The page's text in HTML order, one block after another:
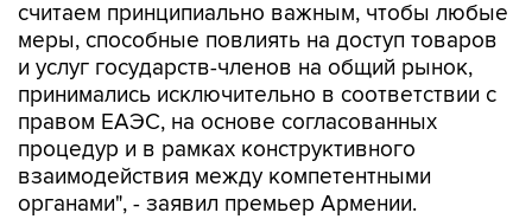
считаем принципиально важным, чтобы любые
меры, способные повлиять на доступ товаров
и услуг государств-членов на общий рынок,
принимались исключительно в соответствии с
правом ЕАЭС, на основе согласованных
процедур и в рамках конструктивного
взаимодействия между компетентными
органами", - заявил премьер Армении.